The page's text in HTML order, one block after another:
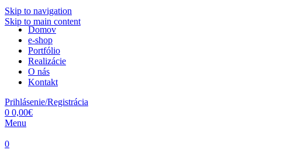
Skip to navigation
Skip to main content
Domov
e-shop
Portfólio
Realizácie
O nás
Kontakt
Prihlásenie/Registrácia
0 0,00€
Menu
0